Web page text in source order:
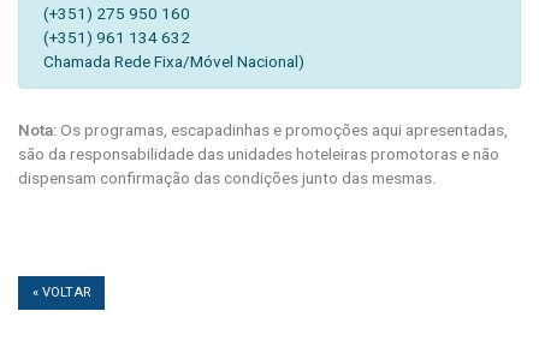
(+351) 275 950 160
(+351) 961 134 632
Chamada Rede Fixa/Móvel Nacional)
Nota:Os programas, escapadinhas e promoções aqui apresentadas,
são da responsabilidade das unidades hoteleiras promotoras e não
dispensam confirmação das condições junto das mesmas.
« VOLTAR